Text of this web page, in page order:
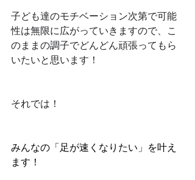
子ども達のモチベーション次第で可能
性は無限に広がっていきますので、こ
のままの調子でどんどん頑張ってもら
いたいと思います！
それでは！
みんなの「足が速くなりたい」を叶え
ます！